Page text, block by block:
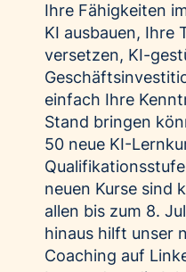
Ihre Fähigkeiten
KI ausbauen, Ihre
versetzen, KI-
einfach Ihre
Stand bringen
50 neue KI-
neuen Kurse sind
allen bis zum 8.
hinaus hilft unser
Coaching auf